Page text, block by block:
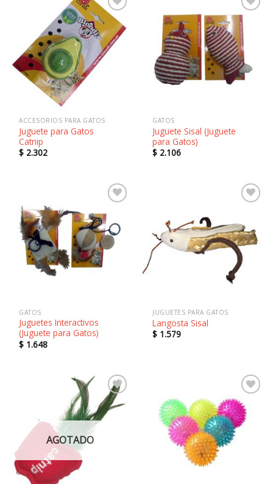
Añadir
a la
lista de
ACCESORIOS PARA GATOS
Juguete para Gatos
Catnip
$ 2.302
Añadir
a la
lista de
deseos
GATOS
Juguete Sisal (Juguete
para Gatos)
$ 2.106
Añadir
a la
lista de
deseos
GATOS
Juguetes Interactivos
(Juguete para Gatos)
$ 1.648
Añadir
a la
lista de
deseos
JUGUETES PARA GATOS
Langosta Sisal
$ 1.579
Añadir
Añadir
lista de